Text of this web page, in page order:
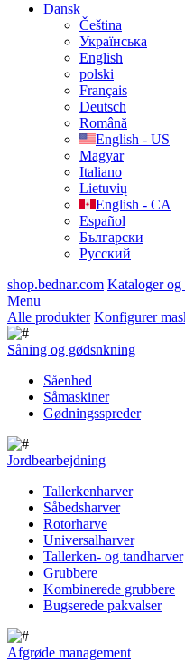
Dansk
Čeština
Українська
English
polski
Français
Deutsch
Română
English - US
Magyar
Italiano
Lietuvių
English - CA
Español
Български
Русский
shop.bednar.com Kataloger og
Menu
Alle produkter Konfigurer
Såning og gødsnkning
Såenhed
Såmaskiner
Gødningsspreder
Jordbearbejdning
Tallerkenharver
Såbedsharver
Rotorharve
Universalharver
Tallerken- og tandharver
Grubbere
Kombinerede grubbere
Bugserede pakvalser
Afgrøde management